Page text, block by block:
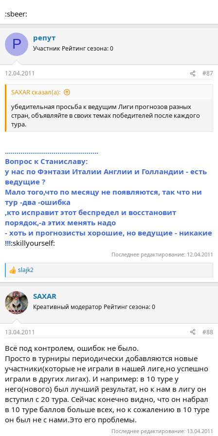
:sbeer:
Р репут
Участник Рейтинг сезона: 0
12.04.2011 #87
SAXAR сказал(а):
убедительная просьба к ведущим Лиги прогнозов разных
стран, объявляйте в своих темах победителей после каждого
тура.
................................................
Вопрос к Станиславу:
у нас по Фэнтази Италии Англии и Голландии - есть
ведущие ?
Мало того,что по месяцу не появляются, так что ни
тур -два -ошибка
,кто исправит этот беспредел и восстановит
порядок,-а этих менять надо
- хоть и прогнозисты хорошие, но ведущие - никакие
!!!:skillyourself:
Последнее редактирование: 12.04.2011
Р
е
к
ц
и
slajk2
SAXAR
Креативный модератор Рейтинг сезона: 0
13.04.2011 #88
Всё под контролем, ошибок не было.
Просто в турниры периодически добавляются новые
участники(которые не играли в нашей лиге,но успешно
играли в других лигах). И например: в 10 туре у
него(нового) был лучший результат, но к нам в лигу он
вступил с 20 тура. Сейчас конечно видно, что он набрал
в 10 туре баллов больше всех, но к сожалению в 10 туре
он был не с нами.Это его проблемы.
Последнее редактирование: 13.04.2011